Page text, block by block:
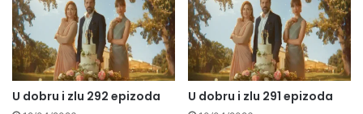
U dobru i zlu 292 epizoda U dobru i zlu 291 epizoda